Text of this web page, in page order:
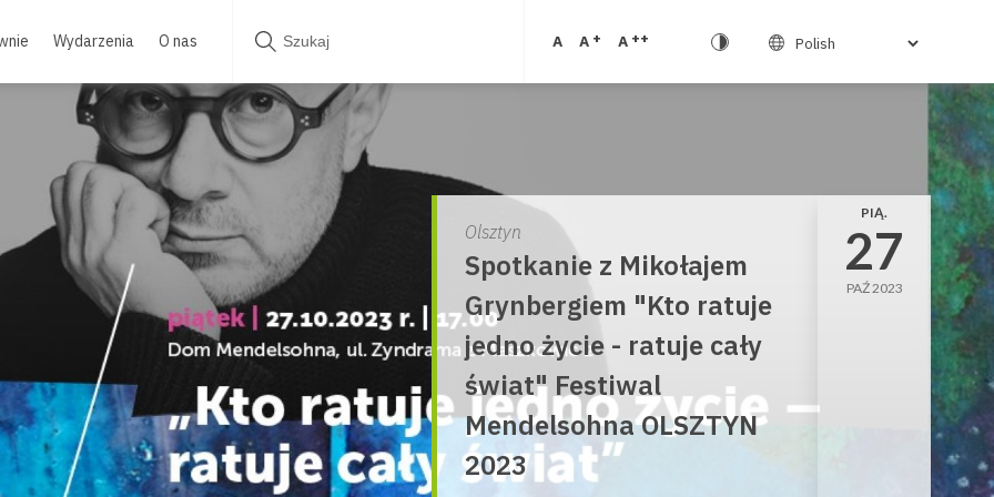
Wydarzenia O nas A A + A ++
Olsztyn
Spotkanie z Mikołajem
Grynbergiem "Kto ratuje
jedno życie - ratuje cały
świat" Festiwal
Mendelsohna OLSZTYN
2023
PIĄ.
27
PAŹ 2023